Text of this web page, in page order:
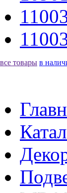
все товары в